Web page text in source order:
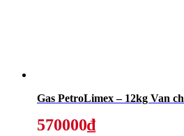
Gas PetroLimex – 12kg Van
570000₫